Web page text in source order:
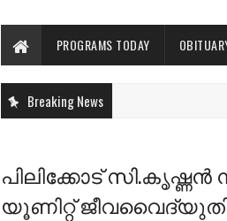
PROGRAMS TODAY
Breaking News
പിലിക്കോട്
യൂണിറ്റ് ജീവവൈദ്യുതി